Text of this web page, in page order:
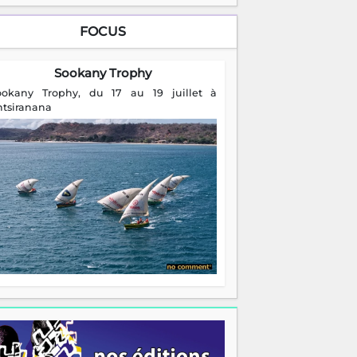
FOCUS
Sookany Trophy
Trophy, du 17 au 19 juillet à